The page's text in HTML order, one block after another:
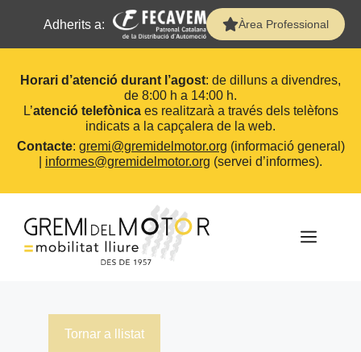
Adherits a: Àrea Professional
Horari d’atenció durant l’agost: de dilluns a divendres,
de 8:00 h a 14:00 h.
L’atenció telefònicaes realitzarà a través dels telèfons
indicats a la capçalera de la web.
Contacte: gremi@gremidelmotor.org (informació general)
informes@gremidelmotor.org (servei d’informes).
contingut
Tornar a llistat